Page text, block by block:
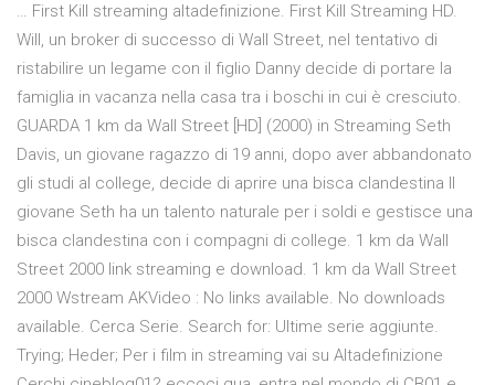
… First Kill streaming altadefinizione. First Kill Streaming HD.
Will, un broker di successo di Wall Street, nel tentativo di
ristabilire un legame con il figlio Danny decide di portare la
famiglia in vacanza nella casa tra i boschi in cui è cresciuto.
GUARDA 1 km da Wall Street [HD] (2000) in Streaming Seth
Davis, un giovane ragazzo di 19 anni, dopo aver abbandonato
gli studi al college, decide di aprire una bisca clandestina Il
giovane Seth ha un talento naturale per i soldi e gestisce una
bisca clandestina con i compagni di college. 1 km da Wall
Street 2000 link streaming e download. 1 km da Wall Street
2000 Wstream AKVideo : No links available. No downloads
available. Cerca Serie. Search for: Ultime serie aggiunte.
Trying; Heder; Per i film in streaming vai su Altadefinizione